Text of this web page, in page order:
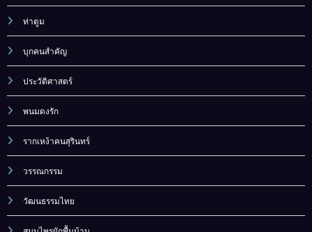
ท่าตูม
บุกคนสำคัญ
ประวัติศาสตร์
พนมดงรัก
รากเหง้าคนสุรินทร์
วรรณกรรม
วัฒนธรรมไทย